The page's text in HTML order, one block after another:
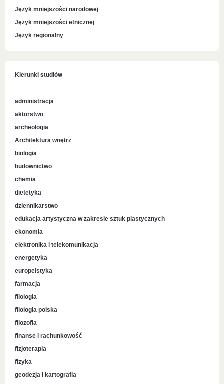
Język mniejszości narodowej
Język mniejszości etnicznej
Język regionalny
Kierunki studiów
administracja
aktorstwo
archeologia
Architektura wnętrz
biologia
budownictwo
chemia
dietetyka
dziennikarstwo
edukacja artystyczna w zakresie sztuk plastycznych
ekonomia
elektronika i telekomunikacja
energetyka
europeistyka
farmacja
filologia
filologia polska
filozofia
finanse i rachunkowość
fizjoterapia
fizyka
geodezja i kartografia